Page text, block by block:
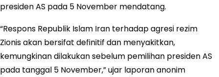
presiden AS pada 5 November mendatang.
“Respons Republik Islam Iran terhadap agresi rezim
Zionis akan bersifat definitif dan menyakitkan,
kemungkinan dilakukan sebelum pemilihan presiden AS
pada tanggal 5 November,” ujar laporan anonim